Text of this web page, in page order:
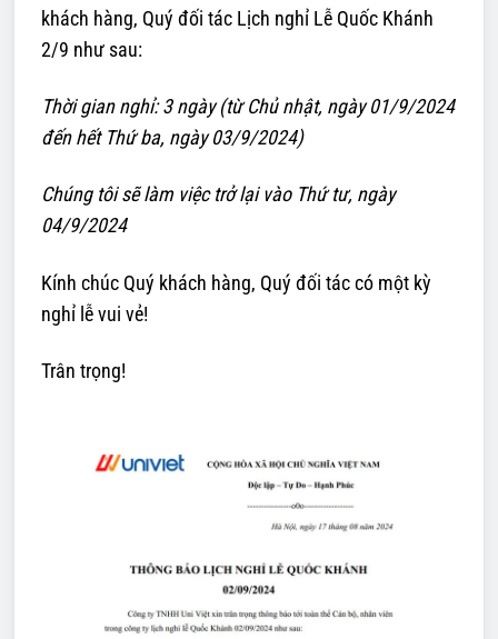
khách hàng, Quý đối tác Lịch nghỉ Lễ Quốc Khánh
2/9 như sau:
Thời gian nghỉ: 3 ngày (từ Chủ nhật, ngày 01/9/2024
đến hết Thứ ba, ngày 03/9/2024)
Chúng tôi sẽ làm việc trở lại vào Thứ tư, ngày
04/9/2024
Kính chúc Quý khách hàng, Quý đối tác có một kỳ
nghỉ lễ vui vẻ!
Trân trọng!